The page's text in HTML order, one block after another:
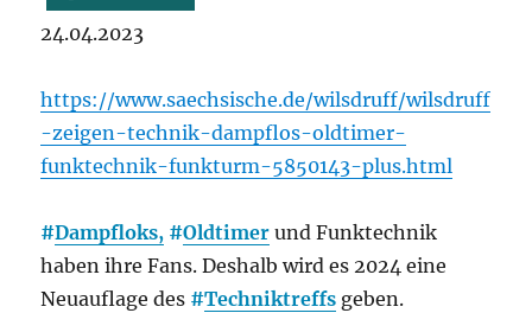
24.04.2023
https://www.saechsische.de/wilsdruff/wilsdruff
-zeigen-technik-dampflos-oldtimer-
funktechnik-funkturm-5850143-plus.html
#Dampfloks, #Oldtimer und Funktechnik
haben ihre Fans. Deshalb wird es 2024 eine
Neuauflage des #Techniktreffs geben.